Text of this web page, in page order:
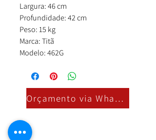
Largura: 46 cm
Profundidade: 42 cm
Peso: 15 kg
Marca: Titã
Modelo: 462G
Orçamento via Whatsapp